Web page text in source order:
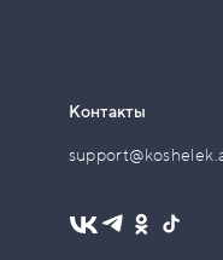
Контакты